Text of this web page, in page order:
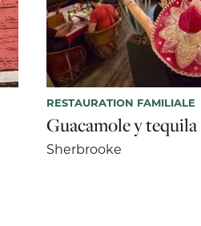
RESTAURATION FAMILIALE
Guacamole y tequila
Sherbrooke